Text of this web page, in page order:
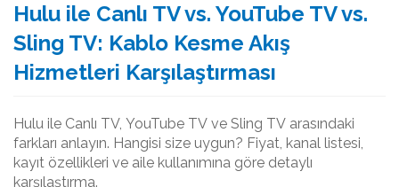
Hulu ile Canlı TV vs. YouTube TV vs.
Sling TV: Kablo Kesme Akış
Hizmetleri Karşılaştırması
Hulu ile Canlı TV, YouTube TV ve Sling TV arasındaki
farkları anlayın. Hangisi size uygun? Fiyat, kanal listesi,
kayıt özellikleri ve aile kullanımına göre detaylı
karşılaştırma.